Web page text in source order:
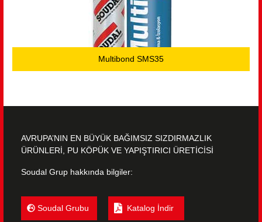
Multibond SMS35
AVRUPA’NIN EN BÜYÜK BAĞIMSIZ SIZDIRMAZLIK
ÜRÜNLERİ, PU KÖPÜK VE YAPIŞTIRICI ÜRETİCİSİ
Soudal Grup hakkında bilgiler:
Soudal Grubu Katalog İndir